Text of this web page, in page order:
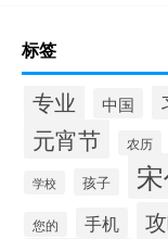
标签
专业 中国
元宵节 农历
学校 孩子
您的 手机